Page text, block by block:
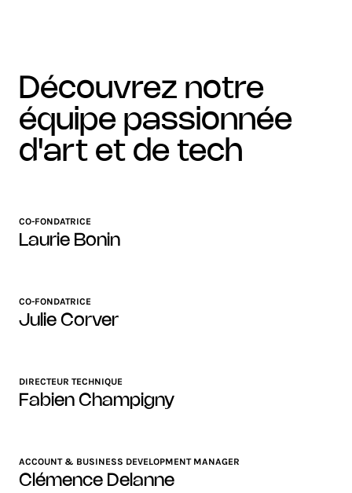
découvrez notre
équipe passionnée
d'art et de tech
CO-FONDATRICE
Laurie Bonin
CO-FONDATRICE
Julie Corver
DIRECTEUR TECHNIQUE
Fabien Champigny
ACCOUNT & BUSINESS DEVELOPMENT MANAGER
Clémence Delanne